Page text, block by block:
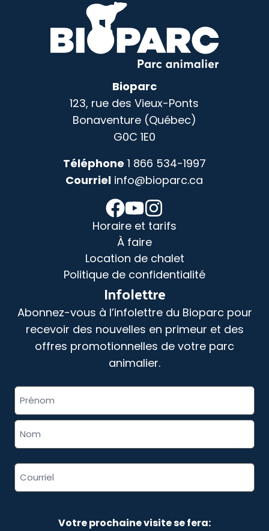
Bioparc
123, rue des Vieux-Ponts
Bonaventure (Québec)
G0C 1E0
Téléphone 1 866 534-1997
Courriel info@bioparc.ca
Horaire et tarifs
À faire
Location de chalet
Politique de confidentialité
Infolettre
Abonnez-vous à l’infolettre du Bioparc pour
recevoir des nouvelles en primeur et des
offres promotionnelles de votre parc
animalier.
«
*
Votre prochaine visite se fera: